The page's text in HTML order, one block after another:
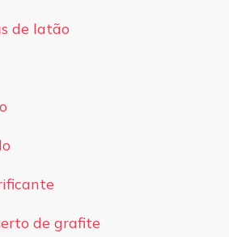
de latão
de grafite